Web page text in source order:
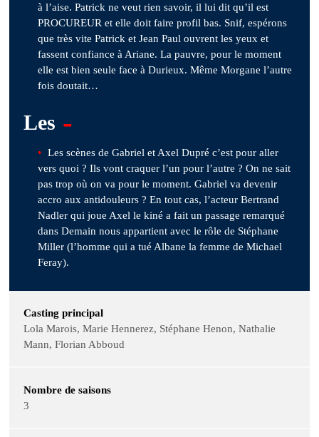
à l’aise. Patrick ne veut rien savoir, il lui dit qu’il est
PROCUREUR et elle doit faire profil bas. Snif, espérons
que très vite Patrick et Jean Paul ouvrent les yeux et
fassent confiance à Ariane. La pauvre, pour le moment
elle est bien seule face à Durieux. Même Morgane l’autre
fois doutait…
Les -
Les scènes de Gabriel et Axel Dupré c’est pour aller
vers quoi ? Ils vont craquer l’un pour l’autre ? On ne sait
pas trop où on va pour le moment. Gabriel va devenir
accro aux antidouleurs ? En tout cas, l’acteur Bertrand
Nadler qui joue Axel le kiné a fait un passage remarqué
dans Demain nous appartient avec le rôle de Stéphane
Miller (l’homme qui a tué Albane la femme de Michael
Feray).
Casting principal
Lola Marois, Marie Hennerez, Stéphane Henon, Nathalie
Mann, Florian Abboud
Nombre de saisons
3